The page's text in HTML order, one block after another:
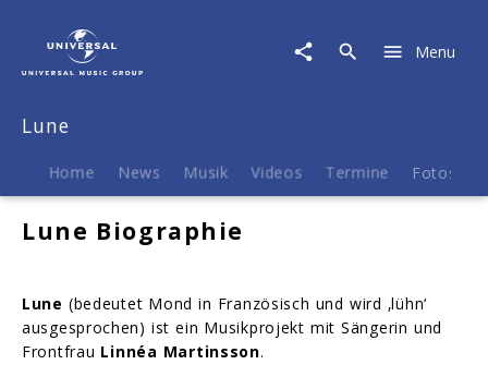
Biografie
Menu
Lune
Home News Musik Videos Termine Fotos
Lune Biographie
Lune (bedeutet Mond in Französisch und wird ‚lühn‘
ausgesprochen) ist ein Musikprojekt mit Sängerin und
Frontfrau Linnéa Martinsson.